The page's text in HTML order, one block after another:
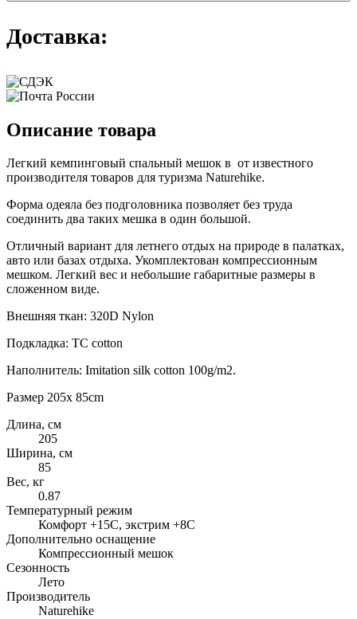
Доставка:
Описание товара
Легкий кемпинговый спальный мешок в от известного
производителя товаров для туризма Naturehike.
Форма одеяла без подголовника позволяет без труда
соединить два таких мешка в один большой.
Отличный вариант для летнего отдых на природе в палатках,
авто или базах отдыха. Укомплектован компрессионным
мешком. Легкий вес и небольшие габаритные размеры в
сложенном виде.
Внешняя ткан: 320D Nylon
Подкладка: TC cotton
Наполнитель: Imitation silk cotton 100g/m2.
Размер 205х 85cm
Длина, см
205
Ширина, см
85
Вес, кг
0.87
Температурный режим
Комфорт +15С, экстрим +8С
Дополнительно оснащение
Компрессионный мешок
Сезонность
Лето
Производитель
Naturehike